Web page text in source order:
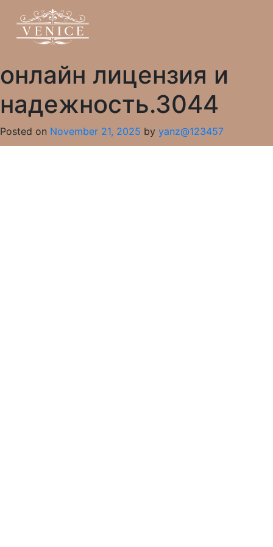
онлайн лицензия и
надежность.3044
Posted on November 21, 2025 by yanz@123457